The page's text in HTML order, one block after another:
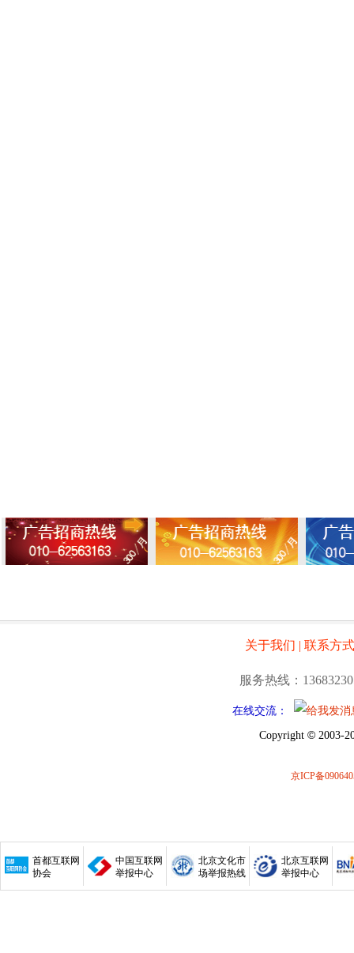
关于我们 | 联系方式
服务热线：
在线交流：
Copyright © 2003-
京ICP备
首都互联网
协会
中国互联网
举报中心
北京文化市
场举报热线
北京互联网
举报中心